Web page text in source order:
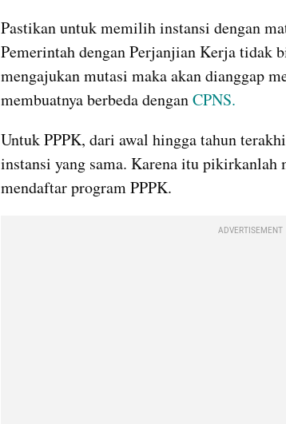
Pastikan untuk memilih instansi dengan
Pemerintah dengan Perjanjian Kerja tidak
mengajukan mutasi maka akan dianggap
membuatnya berbeda dengan CPNS.
Untuk PPPK, dari awal hingga tahun
instansi yang sama. Karena itu pikirkanlah
mendaftar program PPPK.
ADVERTISEMENT